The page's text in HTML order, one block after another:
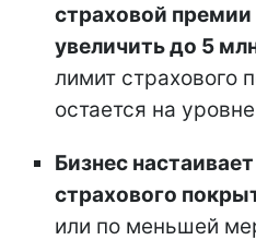
страховой
увеличить до 5
лимит страхового
остается на
Бизнес
страхового
или по меньшей